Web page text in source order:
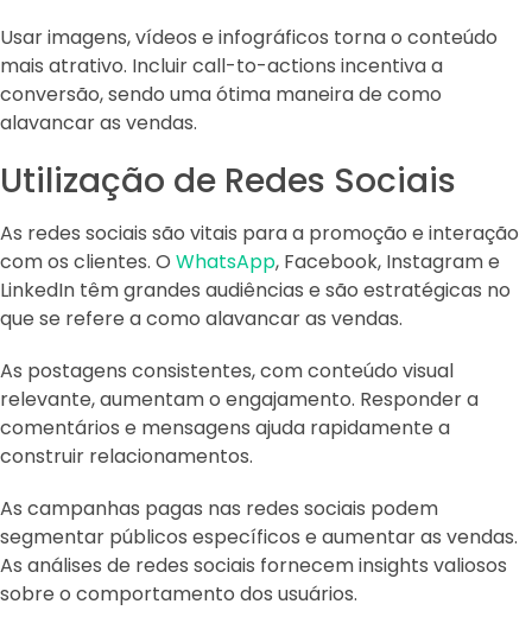
Usar imagens, vídeos e infográficos torna o conteúdo
mais atrativo. Incluir call-to-actions incentiva a
conversão, sendo uma ótima maneira de como
alavancar as vendas.
Utilização de Redes Sociais
As redes sociais são vitais para a promoção e interação
com os clientes. O WhatsApp, Facebook, Instagram e
LinkedIn têm grandes audiências e são estratégicas no
que se refere a como alavancar as vendas.
As postagens consistentes, com conteúdo visual
relevante, aumentam o engajamento. Responder a
comentários e mensagens ajuda rapidamente a
construir relacionamentos.
As campanhas pagas nas redes sociais podem
segmentar públicos específicos e aumentar as vendas.
As análises de redes sociais fornecem insights valiosos
sobre o comportamento dos usuários.